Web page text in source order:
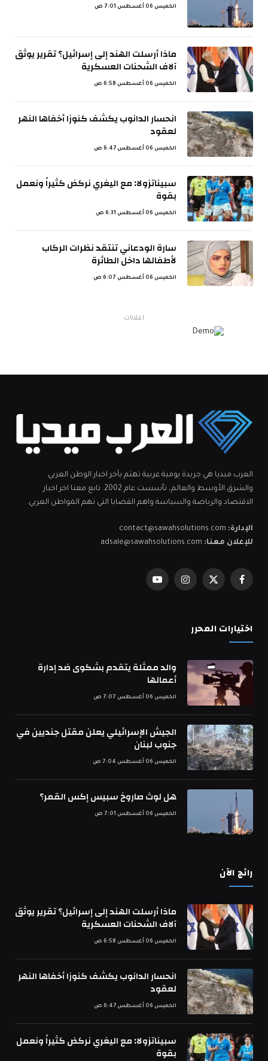
الخميس 06 أغسطس 7:01 ص
ماذا أرسلت الهند إلى إسرائيل؟ تقرير يوثق
آلاف الشحنات العسكرية
الخميس 06 أغسطس 6:58 ص
انحسار الدانوب يكشف كنوزا أخفاها النهر
لعقود
الخميس 06 أغسطس 6:47 ص
سبيناتزولا: مع اليغري نركض كثيراً ونعمل
بقوة
الخميس 06 أغسطس 6:31 ص
سارة الودعاني تنتقد نظرات الركاب
لأطفالها داخل الطائرة
الخميس 06 أغسطس 6:07 ص
اعلانات
العرب ميديا هي جريدة يومية عربية تهتم بآخر اخبار الوطن العربي
والشرق الأوسط والعالم، تأسست عام 2002. تابع معنا اخر اخبار
الاقتصاد والرياضة والسياسة واهم القضايا التي تهم المواطن العربي.
الإدارة: contact@sawahsolutions.com
للإعلان معنا: adsale@sawahsolutions.com
فيسبوكX
الانستغراميوتيوب
اختيارات المحرر
والد ممثلة يتقدم بشكوى ضد إدارة
أعمالها
الخميس 06 أغسطس 7:07 ص
الجيش الإسرائيلي يعلن مقتل جنديين في
جنوب لبنان
الخميس 06 أغسطس 7:04 ص
هل لوث صاروخ سبيس إكس القمر؟
الخميس 06 أغسطس 7:01 ص
رائج الآن
ماذا أرسلت الهند إلى إسرائيل؟ تقرير يوثق
آلاف الشحنات العسكرية
الخميس 06 أغسطس 6:58 ص
انحسار الدانوب يكشف كنوزا أخفاها النهر
لعقود
الخميس 06 أغسطس 6:47 ص
سبيناتزولا: مع اليغري نركض كثيراً ونعمل
بقوة